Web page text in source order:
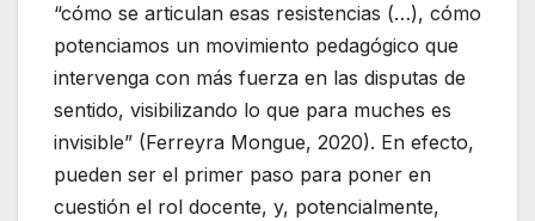
“cómo se articulan esas resistencias (…), cómo
potenciamos un movimiento pedagógico que
intervenga con más fuerza en las disputas de
sentido, visibilizando lo que para muches es
invisible” (Ferreyra Mongue, 2020). En efecto,
pueden ser el primer paso para poner en
cuestión el rol docente, y, potencialmente,